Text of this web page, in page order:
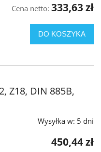
Cena netto: 333,63 zł
DO KOSZYKA
Z18, DIN 885B,
Wysyłka w: 5 dni
450,44 zł